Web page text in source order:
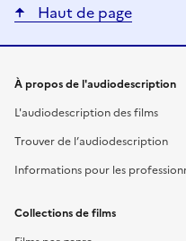
Haut de page
Liens utiles
À propos de l'audiodescription
L'audiodescription des films
Trouver de l’audiodescription
Informations pour les
Collections de films